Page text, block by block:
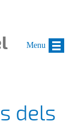
dels
Menu